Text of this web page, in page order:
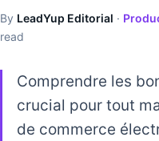
By LeadYup Editorial ·
read
Comprendre les
crucial pour tout
de commerce